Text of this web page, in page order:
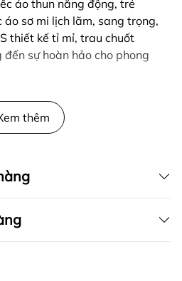
áo thun năng động, trẻ
sơ mi lịch lãm, sang trọng,
thiết kế tỉ mỉ, trau chuốt
sự hoàn hảo cho phong
KẾ BỞI FAPAS
thêm